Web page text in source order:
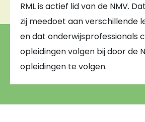
RML is actief lid van de NMV.
zij meedoet aan verschillende
en dat onderwijsprofessionals
opleidingen volgen bij door de
opleidingen te volgen.